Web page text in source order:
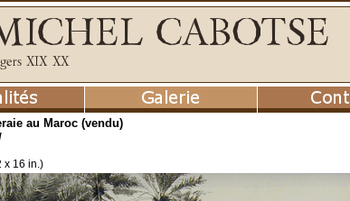
au Maroc (vendu)
x 16 in.)